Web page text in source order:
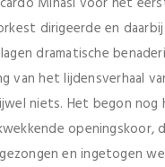
dirigeerde en
dramatische
van het lijdensverhaal
niets. Het begon
openingskoor,
en ingetogen